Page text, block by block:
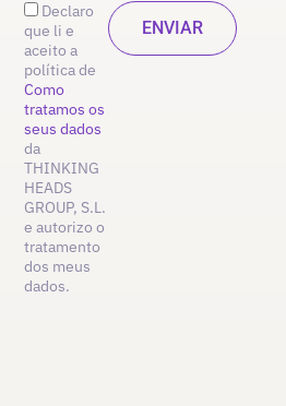
Declaro
que li e
aceito a
política de
Como
tratamos os
seus dados
da
THINKING
HEADS
GROUP, S.L.
e autorizo o
tratamento
dos meus
dados.